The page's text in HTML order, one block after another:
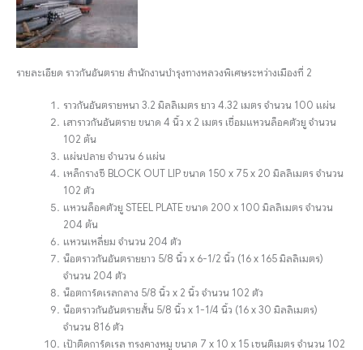
รายละเอียด ราวกันอันตราย สำนักงานบำรุงทางหลวงพิเศษระหว่างเมืองที่ 2
ราวกันอันตรายหนา 3.2 มิลลิเมตร ยาว 4.32 เมตร จำนวน 100 แผ่น
เสาราวกันอันตราย ขนาด 4 นิ้ว x 2 เมตร เชื่อมแหวนล็อคตัวยู จำนวน
102 ต้น
แผ่นปลาย จำนวน 6 แผ่น
เหล็กรางซี BLOCK OUT LIP ขนาด 150 x 75 x 20 มิลลิเมตร จำนวน
102 ตัว
แหวนล็อคตัวยู STEEL PLATE ขนาด 200 x 100 มิลลิเมตร จำนวน
204 ต้น
แหวนเหลี่ยม จำนวน 204 ตัว
น็อตราวกันอันตรายยาว 5/8 นิ้ว x 6-1/2 นิ้ว (16 x 165 มิลลิเมตร)
จำนวน 204 ตัว
น็อตการ์ดเรลกลาง 5/8 นิ้ว x 2 นิ้ว จำนวน 102 ตัว
น็อตราวกันอันตรายสั้น 5/8 นิ้ว x 1-1/4 นิ้ว (16 x 30 มิลลิเมตร)
จำนวน 816 ตัว
เป้าติดการ์ดเรล ทรงคางหมู ขนาด 7 x 10 x 15 เซนติเมตร จำนวน 102